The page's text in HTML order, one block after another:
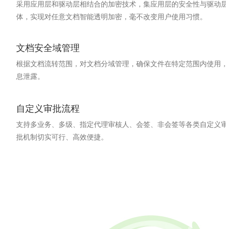
采用应用层和驱动层相结合的加密技术，集应用层的安全性与驱动
体，实现对任意文档智能透明加密，毫不改变用户使用习惯。
文档安全域管理
根据文档流转范围，对文档分域管理，确保文件在特定范围内使用
息泄露。
自定义审批流程
支持多业务、多级、指定代理审核人、会签、非会签等各类自定义
批机制切实可行、高效便捷。